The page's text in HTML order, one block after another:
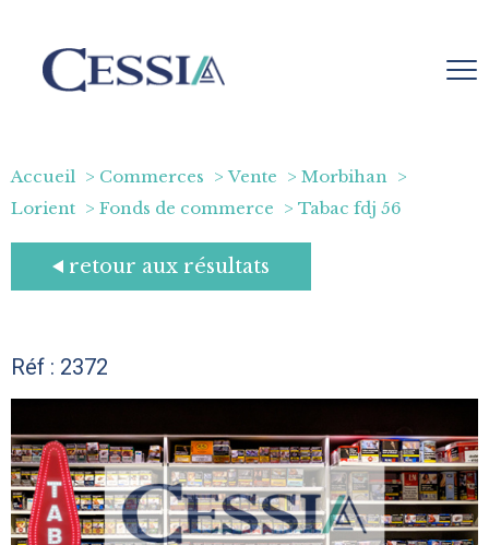
Accueil Commerces Vente
Morbihan
Lorient
Fonds de commerce Tabac fdj 56
retour aux résultats
Réf : 2372